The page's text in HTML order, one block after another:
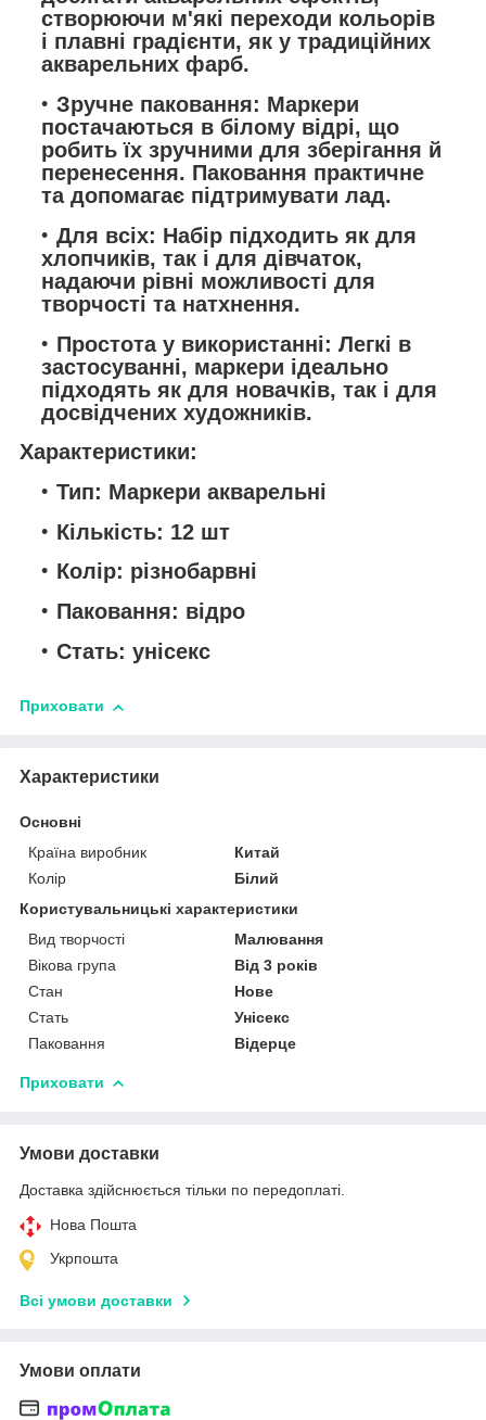
створюючи м'які переходи кольорів
і плавні градієнти, як у традиційних
акварельних фарб.
Зручне паковання: Маркери
постачаються в білому відрі, що
робить їх зручними для зберігання й
перенесення. Паковання практичне
та допомагає підтримувати лад.
Для всіх: Набір підходить як для
хлопчиків, так і для дівчаток,
надаючи рівні можливості для
творчості та натхнення.
Простота у використанні: Легкі в
застосуванні, маркери ідеально
підходять як для новачків, так і для
досвідчених художників.
Характеристики:
Тип: Маркери акварельні
Кількість: 12 шт
Колір: різнобарвні
Паковання: відро
Стать: унісекс
Приховати
Характеристики
Основні
Країна виробник
Китай
Колір
Білий
Користувальницькі характеристики
Вид творчості
Малювання
Вікова група
Від 3 років
Стан
Нове
Стать
Унісекс
Паковання
Відерце
Приховати
Умови доставки
Доставка здійснюється тільки по передоплаті.
Нова Пошта
Укрпошта
Всі умови доставки
Умови оплати